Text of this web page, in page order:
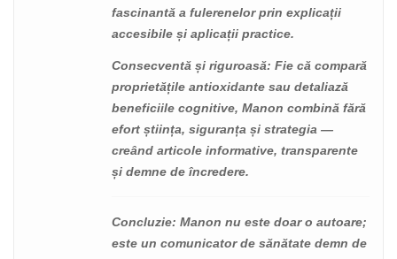
fascinantă a fulerenelor prin explicații
accesibile și aplicații practice.
Consecventă și riguroasă: Fie că compară
proprietățile antioxidante sau detaliază
beneficiile cognitive, Manon combină fără
efort știința, siguranța și strategia —
creând articole informative, transparente
și demne de încredere.
Concluzie: Manon nu este doar o autoare;
este un comunicator de sănătate demn de